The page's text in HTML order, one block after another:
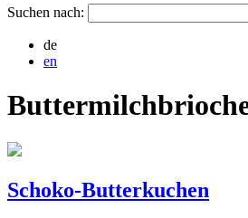
Suchen nach:
de
en
Schoko-Butterkuchen